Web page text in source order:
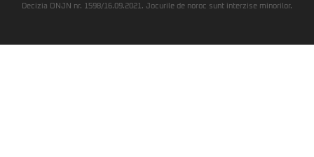
Decizia ONJN nr. 1598/16.09.2021. Jocurile de noroc sunt interzise minorilor.